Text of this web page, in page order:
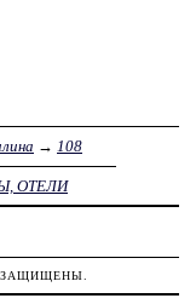
→ 108
ОТЕЛИ